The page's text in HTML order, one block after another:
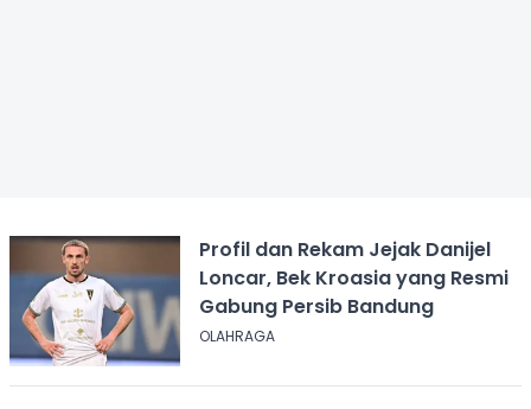
Profil dan Rekam Jejak Danijel
Loncar, Bek Kroasia yang Resmi
Gabung Persib Bandung
OLAHRAGA